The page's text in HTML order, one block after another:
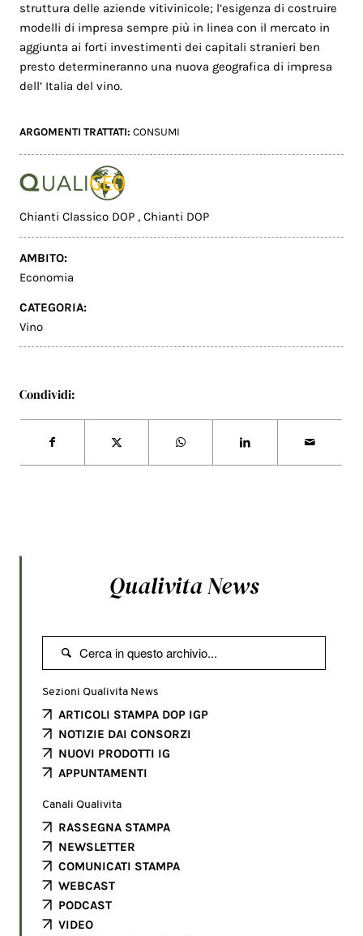
struttura delle aziende vitivinicole; l’esigenza di costruire
modelli di impresa sempre più in linea con il mercato in
aggiunta ai forti investimenti dei capitali stranieri ben
presto determineranno una nuova geografica di impresa
dell’ Italia del vino.
ARGOMENTI TRATTATI:CONSUMI
Chianti Classico DOP,Chianti DOP
AMBITO:
Economia
CATEGORIA:
Vino
Condividi:
Qualivita News

Sezioni Qualivita News
ARTICOLI STAMPA DOP IGP
NOTIZIE DAI CONSORZI
NUOVI PRODOTTI IG
APPUNTAMENTI
Canali Qualivita
RASSEGNA STAMPA
NEWSLETTER
COMUNICATI STAMPA
WEBCAST
PODCAST
VIDEO